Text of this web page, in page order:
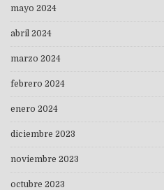
mayo 2024
abril 2024
marzo 2024
febrero 2024
enero 2024
diciembre 2023
noviembre 2023
octubre 2023